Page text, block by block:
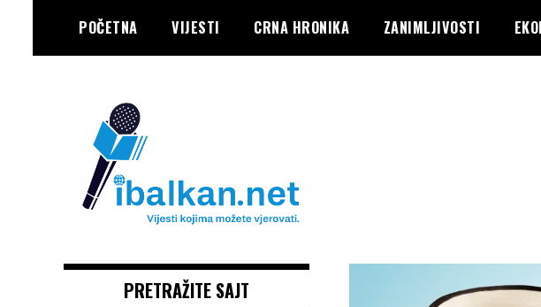
content
POČETNA VIJESTI CRNA HRONIKA ZANIMLJIVOSTI
IBALKAN
PRETRAŽITE SAJT